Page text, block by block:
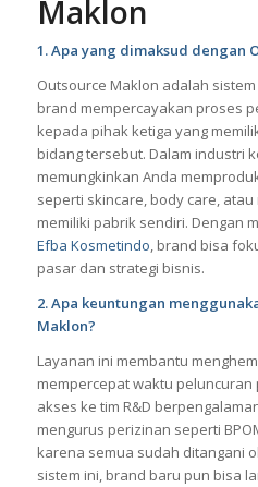
Maklon
1. Apa yang dimaksud dengan
Outsource Maklon adalah
brand mempercayakan proses
kepada pihak ketiga yang
bidang tersebut. Dalam industri
memungkinkan Anda
seperti skincare, body care,
memiliki pabrik sendiri. Dengan
Efba Kosmetindo, brand bisa
pasar dan strategi bisnis.
2. Apa keuntungan
Maklon?
Layanan ini membantu
mempercepat waktu
akses ke tim R&D
mengurus perizinan seperti
karena semua sudah ditangani
sistem ini, brand baru pun bisa